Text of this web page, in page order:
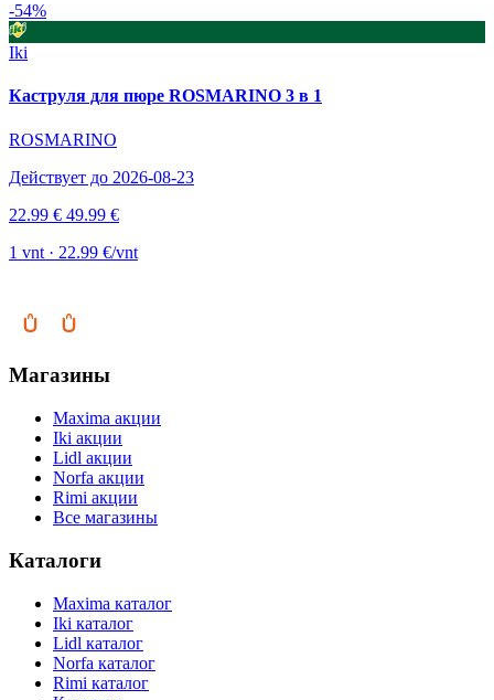
-54%
Iki
Каструля для пюре ROSMARINO 3 в 1
ROSMARINO
Действует до 2026-08-23
22.99 € 49.99 €
1 vnt · 22.99 €/vnt
Магазины
Maxima акции
Iki акции
Lidl акции
Norfa акции
Rimi акции
Все магазины
Каталоги
Maxima каталог
Iki каталог
Lidl каталог
Norfa каталог
Rimi каталог